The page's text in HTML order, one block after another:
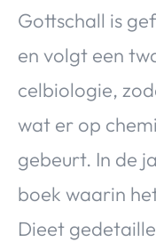
Gottschall is
en volgt een
celbiologie,
wat er op
gebeurt. In de
boek waarin
Dieet